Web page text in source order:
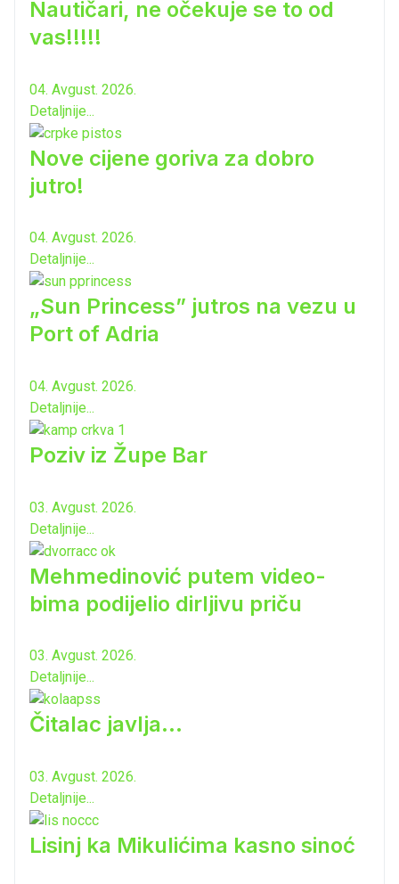
Nautičari, ne očekuje se to od
vas!!!!!
04. Avgust. 2026.
Detaljnije...
Nove cijene goriva za dobro
jutro!
04. Avgust. 2026.
Detaljnije...
„Sun Princess” jutros na vezu u
Port of Adria
04. Avgust. 2026.
Detaljnije...
Poziv iz Župe Bar
03. Avgust. 2026.
Detaljnije...
Mehmedinović putem video-
bima podijelio dirljivu priču
03. Avgust. 2026.
Detaljnije...
Čitalac javlja...
03. Avgust. 2026.
Detaljnije...
Lisinj ka Mikulićima kasno sinoć